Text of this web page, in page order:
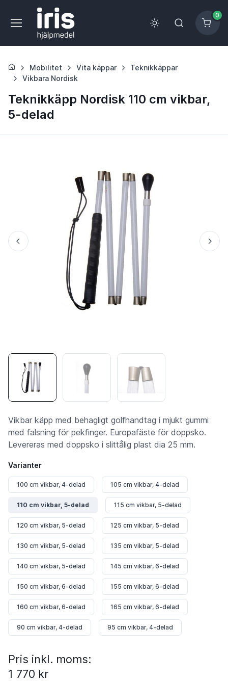
0
Mobilitet Vita käppar
Teknikkäppar
Vikbara Nordisk
Teknikkäpp Nordisk 110 cm vikbar,
5-delad
Vikbar käpp med behagligt golfhandtag i mjukt gummi
med falsning för pekfinger. Europafäste för doppsko.
Levereras med doppsko i slittålig plast dia 25 mm.
Varianter
100 cm vikbar, 4-delad 105 cm vikbar, 4-delad
110 cm vikbar, 5-delad 115 cm vikbar, 5-delad
120 cm vikbar, 5-delad 125 cm vikbar, 5-delad
130 cm vikbar, 5-delad 135 cm vikbar, 5-delad
140 cm vikbar, 5-delad 145 cm vikbar, 6-delad
150 cm vikbar, 6-delad 155 cm vikbar, 6-delad
160 cm vikbar, 6-delad 165 cm vikbar, 6-delad
90 cm vikbar, 4-delad 95 cm vikbar, 4-delad
Pris inkl. moms:
1 770 kr